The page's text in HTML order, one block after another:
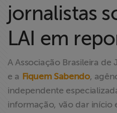
Documentários
dos
Homenageados
Notícias
Associe-se
jornalistas
LAI em
A Associação Brasileira
e a Fiquem Sabendo,
independente
informação, vão dar início